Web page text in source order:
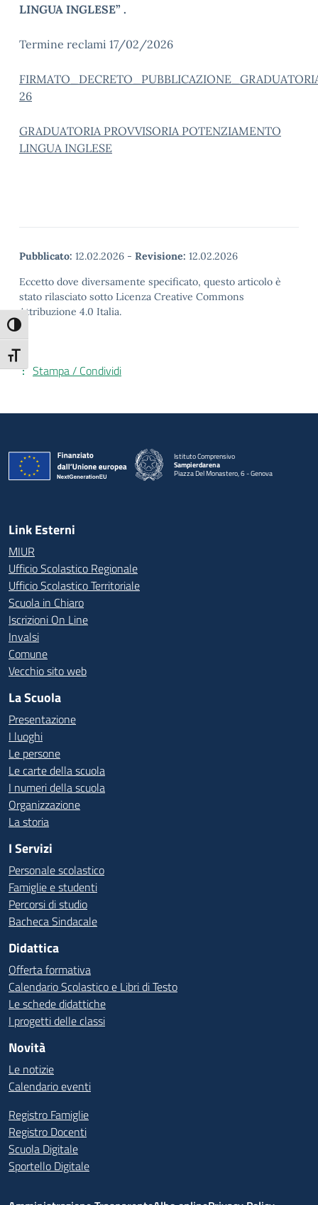
Attiva/disattiva alto contrasto
Attiva/disattiva dimensione testo
LINGUA INGLESE” .
Termine reclami 17/02/2026
26
GRADUATORIA PROVVISORIA POTENZIAMENTO
LINGUA INGLESE
Pubblicato: 12.02.2026 - Revisione: 12.02.2026
Eccetto dove diversamente specificato, questo articolo è
stato rilasciato sotto Licenza Creative Commons
Attribuzione 4.0 Italia.
Stampa / Condividi
Istituto Comprensivo
Sampierdarena
Piazza Del Monastero, 6 - Genova
— Visita la pagina iniziale della scuola
Link Esterni
MIUR
Ufficio Scolastico Regionale
Ufficio Scolastico Territoriale
Scuola in Chiaro
Iscrizioni On Line
Invalsi
Comune
Vecchio sito web
La Scuola
Presentazione
I luoghi
Le persone
Le carte della scuola
I numeri della scuola
Organizzazione
La storia
I Servizi
Personale scolastico
Famiglie e studenti
Percorsi di studio
Bacheca Sindacale
Didattica
Offerta formativa
Calendario Scolastico e Libri di Testo
Le schede didattiche
I progetti delle classi
Novità
Le notizie
Calendario eventi
Registro Famiglie
Registro Docenti
Scuola Digitale
Sportello Digitale